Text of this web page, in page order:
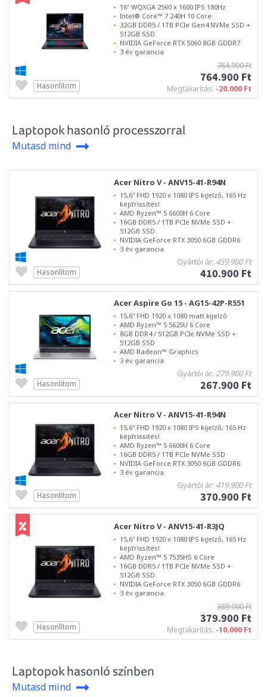
16" WQXGA 2560 x 1600 IPS 180Hz
Intel® Core™ 7 240H 10 Core
32GB DDR5 / 1TB PCIe Gen4 NVMe SSD +
512GB SSD
NVIDIA GeForce RTX 5060 8GB GDDR7
3 év garancia
784.900 Ft
764.900 Ft
Megtakarítás: -20.000 Ft
Hasonlítom
Laptopok hasonló processzorral
Mutasd mind
Acer Nitro V - ANV15-41-R94N
15,6" FHD 1920 x 1080 IPS kijelző, 165 Hz
képfrissítés!
AMD Ryzen™ 5 6600H 6 Core
16GB DDR5 / 1TB PCIe NVMe SSD +
512GB SSD
NVIDIA GeForce RTX 3050 6GB GDDR6
3 év garancia
Gyártói ár: 459.900 Ft
410.900 Ft
Hasonlítom
Acer Aspire Go 15 - AG15-42P-R551
15,6" FHD 1920 x 1080 matt kijelző
AMD Ryzen™ 5 5625U 6 Core
8GB DDR4 / 512GB PCIe NVMe SSD +
512GB SSD
AMD Radeon™ Graphics
3 év garancia
Gyártói ár: 279.900 Ft
267.900 Ft
Hasonlítom
Acer Nitro V - ANV15-41-R94N
15,6" FHD 1920 x 1080 IPS kijelző, 165 Hz
képfrissítés!
AMD Ryzen™ 5 6600H 6 Core
16GB DDR5 / 1TB PCIe NVMe SSD
NVIDIA GeForce RTX 3050 6GB GDDR6
3 év garancia
Gyártói ár: 419.900 Ft
370.900 Ft
Hasonlítom
Acer Nitro V - ANV15-41-R3JQ
15,6" FHD 1920 x 1080 IPS kijelző, 165 Hz
képfrissítés!
AMD Ryzen™ 5 7535HS 6 Core
16GB DDR5 / 1TB PCIe NVMe SSD +
512GB SSD
NVIDIA GeForce RTX 3050 6GB GDDR6
3 év garancia
389.900 Ft
379.900 Ft
Megtakarítás: -10.000 Ft
Hasonlítom
Laptopok hasonló színben
Mutasd mind